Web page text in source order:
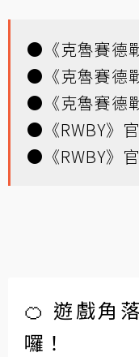
● 《克魯賽德
● 《克魯賽
● 《克魯賽德
● 《RWBY》
● 《RWBY》
🍊 遊戲角
囉！